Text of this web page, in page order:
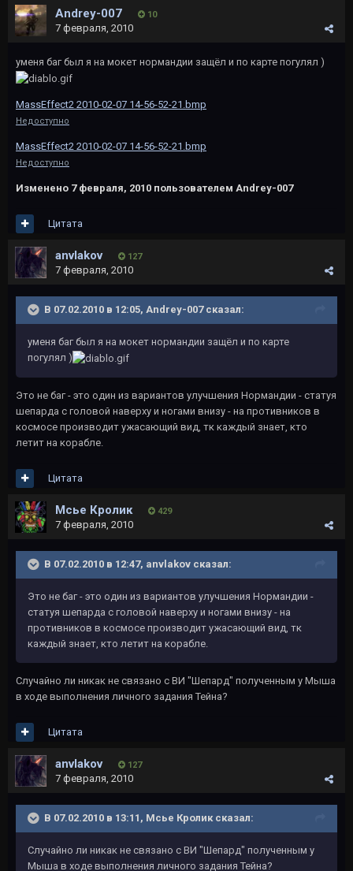
Andrey-007 10
7 февраля, 2010
уменя баг был я на мокет нормандии защёл и по карте погулял )
MassEffect2 2010-02-07 14-56-52-21.bmp
Недоступно
MassEffect2 2010-02-07 14-56-52-21.bmp
Недоступно
Изменено 7 февраля, 2010 пользователем Andrey-007
Цитата
anvlakov 127
7 февраля, 2010
В 07.02.2010 в 12:05, Andrey-007 сказал:
уменя баг был я на мокет нормандии защёл и по карте
погулял )
Это не баг - это один из вариантов улучшения Нормандии - статуя
шепарда с головой наверху и ногами внизу - на противников в
космосе производит ужасающий вид, тк каждый знает, кто
летит на корабле.
Цитата
Мсье Кролик 429
7 февраля, 2010
В 07.02.2010 в 12:47, anvlakov сказал:
Это не баг - это один из вариантов улучшения Нормандии -
статуя шепарда с головой наверху и ногами внизу - на
противников в космосе производит ужасающий вид, тк
каждый знает, кто летит на корабле.
Случайно ли никак не связано с ВИ "Шепард" полученным у Мыша
в ходе выполнения личного задания Тейна?
Цитата
anvlakov 127
7 февраля, 2010
В 07.02.2010 в 13:11, Мсье Кролик сказал:
Случайно ли никак не связано с ВИ "Шепард" полученным у
Мыша в ходе выполнения личного задания Тейна?